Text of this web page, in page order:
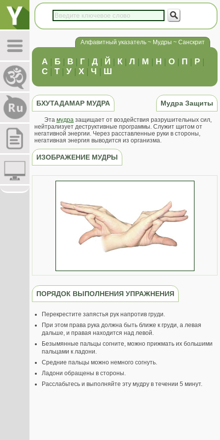
Алфавитный указатель ~ Мудры ~ Санскрит
А | Б | В | Г | Д | Й | К | Л | М | Н | О | П | Р |
С | Т| У | Х | Ч | Ш
БХУТАДАМАР МУДРА Мудра Защиты
Эта мудра защищает от воздействия разрушительных сил,
нейтрализует деструктивные программы. Служит щитом от
негативной энергии. Через расставленные руки в стороны,
негативная энергия выводится из организма.
ИЗОБРАЖЕНИЕ МУДРЫ
ПОРЯДОК ВЫПОЛНЕНИЯ УПРАЖНЕНИЯ
Перекрестите запястья рук напротив груди.
При этом права рука должна быть ближе к груди, а левая
дальше, и правая находится над левой.
Безымянные пальцы согните, можно прижмать их большими
пальцами к ладони.
Средние пальцы можно немного согнуть.
Ладони обращены в стороны.
Расслабьтесь и выполняйте эту мудру в течении 5 минут.